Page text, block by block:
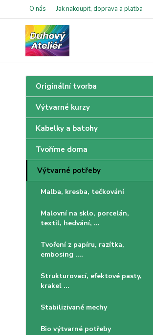
O nás Jak nakoupit, doprava a platba
Originální tvorba
Výtvarné kurzy
Kabelky a batohy
Tvoříme doma
Výtvarné potřeby
Malba, kresba, tečkování
Malovní na sklo, porcelán,
textil, hedvání, ...
Tvoření z papíru, razítka,
embosing ....
Strukturovací, efektové pasty,
krakel ...
Stabilizivané mechy
Bio výtvarné potřeby